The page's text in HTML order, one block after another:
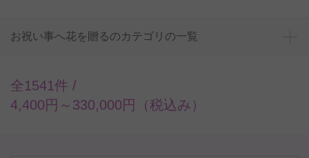
お祝い事へ花を贈るのカテゴリの一覧
全1541件 /
4,400円～330,000円（税込み）